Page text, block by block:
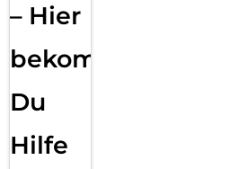
– Hier
bekommst
Du
Hilfe